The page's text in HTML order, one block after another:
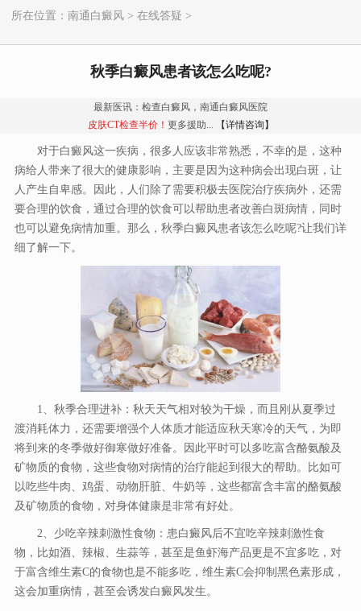
所在位置： 南通白癜风 > 在线答疑 >
秋季白癜风患者该怎么吃呢?
最新医讯：检查白癜风，南通白癜风医院
皮肤CT检查半价！ 更多援助... 【详情咨询】
对于白癜风这一疾病，很多人应该非常熟悉，不幸的是，这种
病给人带来了很大的健康影响，主要是因为这种病会出现白斑，让
人产生自卑感。因此，人们除了需要积极去医院治疗疾病外，还需
要合理的饮食，通过合理的饮食可以帮助患者改善白斑病情，同时
也可以避免病情加重。那么，秋季白癜风患者该怎么吃呢?让我们详
细了解一下。
1、秋季合理进补：秋天天气相对较为干燥，而且刚从夏季过
渡消耗体力，还需要增强个人体质才能适应秋天寒冷的天气，为即
将到来的冬季做好御寒做好准备。因此平时可以多吃富含酪氨酸及
矿物质的食物，这些食物对病情的治疗能起到很大的帮助。比如可
以吃些牛肉、鸡蛋、动物肝脏、牛奶等，这些都富含丰富的酪氨酸
及矿物质的食物，对身体健康是非常有好处。
2、少吃辛辣刺激性食物：患白癜风后不宜吃辛辣刺激性食
物，比如酒、辣椒、生蒜等，甚至是鱼虾海产品更是不宜多吃，对
于富含维生素C的食物也是不能多吃，维生素C会抑制黑色素形成，
这会加重病情，甚至会诱发白癜风发生。